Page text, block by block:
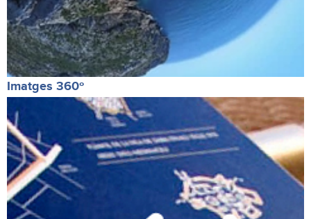
Imatges 360º